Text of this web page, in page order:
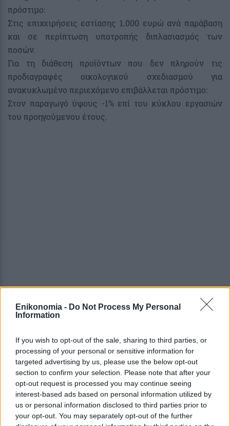
Enikonomia - Do Not Process My Personal
Information
If you wish to opt-out of the sale, sharing to third parties, or
processing of your personal or sensitive information for
targeted advertising by us, please use the below opt-out
section to confirm your selection. Please note that after your
opt-out request is processed you may continue seeing
interest-based ads based on personal information utilized by
us or personal information disclosed to third parties prior to
your opt-out. You may separately opt-out of the further
πρόστιμο:
Στις επιχειρήσεις εστίασης 1.000 ευρώ ανά παράβαση
και σε περίπτωση υποτροπής διπλασιασμός των
ποσών.
Για τη διάθεση προϊόντων που δεν πληρούν τις
προδιαγραφές οικολογικού σχεδιασμού για
ανακυκλωμένο περιεχόμενο επιβάλλεται πρόστιμο:
Στον παραγωγό ύψους -1% επί του κύκλου εργασιών
του προηγούμενου έτους.